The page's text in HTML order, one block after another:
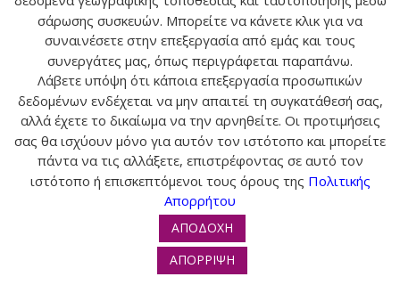
Ο ΛΟΓΑΡΙΑΣΜΟΣ ΜΟΥ
ΕΠΙΚΟΙΝΩΝΙΑ
ΠΛΗΡΟΦΟΡΙΕΣ
© 2024 tropos-zois.gr All Rights Reserved
σάρωσης συσκευών. Μπορείτε να κάνετε κλικ για να
συναινέσετε στην επεξεργασία από εμάς και τους
συνεργάτες μας, όπως περιγράφεται παραπάνω.
Λάβετε υπόψη ότι κάποια επεξεργασία προσωπικών
δεδομένων ενδέχεται να μην απαιτεί τη συγκατάθεσή σας,
αλλά έχετε το δικαίωμα να την αρνηθείτε. Οι προτιμήσεις
σας θα ισχύουν μόνο για αυτόν τον ιστότοπο και μπορείτε
πάντα να τις αλλάξετε, επιστρέφοντας σε αυτό τον
ιστότοπο ή επισκεπτόμενοι τους όρους της Πολιτικής
Απορρήτου
ΑΠΟΔΟΧΗ
ΑΠΟΡΡΙΨΗ